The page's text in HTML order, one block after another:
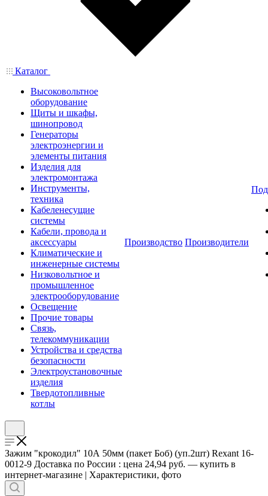
Каталог
Высоковольтное
оборудование
Щиты и шкафы,
шинопровод
Генераторы
электроэнергии и
элементы питания
Изделия для
электромонтажа
Инструменты,
техника
Кабеленесущие
системы
Кабели, провода и
аксессуары
Климатические и
инженерные системы
Низковольтное и
промышленное
электрооборудование
Освещение
Прочие товары
Связь,
телекоммуникации
Устройства и средства
безопасности
Электроустановочные
изделия
Твердотопливные
котлы
Производство Производители
Зажим "крокодил" 10А 50мм (пакет Боб) (уп.2шт) Rexant 16-
0012-9 Доставка по России : цена 24,94 руб. — купить в
интернет-магазине | Характеристики, фото